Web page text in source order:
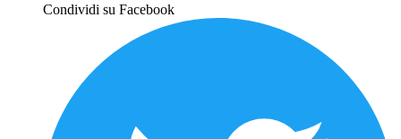
Condividi su Facebook